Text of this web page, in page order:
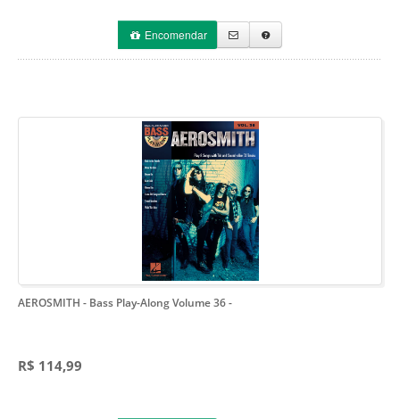
Encomendar
AEROSMITH - Bass Play-Along Volume 36-
R$ 114,99